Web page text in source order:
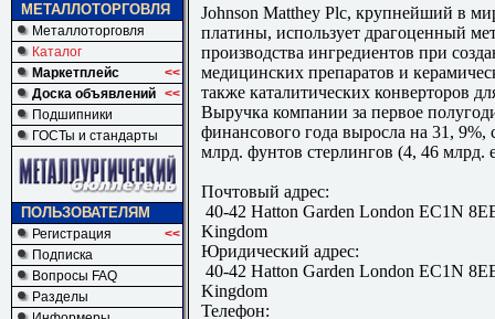
МЕТАЛЛОТОРГОВЛЯ
Металлоторговля
Каталог
Маркетплейс
<<
Доска объявлений <<
Подшипники
ГОСТы и стандарты
ПОЛЬЗОВАТЕЛЯМ
Регистрация
<<
Подписка
Вопросы FAQ
Разделы
Johnson Matthey Plc, крупнейший в
платины, использует драгоценный
производства ингредиентов при
медицинских препаратов и
также каталитических конверторов
Выручка компании за первое
финансового года выросла на 31, 9%,
млрд. фунтов стерлингов (4, 46 млрд.
Почтовый адрес:
40-42 Hatton Garden London EC1N
Kingdom
Юридический адрес:
40-42 Hatton Garden London EC1N
Kingdom
Телефон: